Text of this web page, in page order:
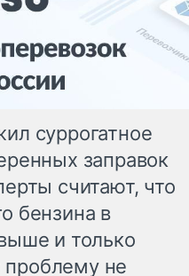
суррогатное
заправок
считают, что
бензина в
и только
не